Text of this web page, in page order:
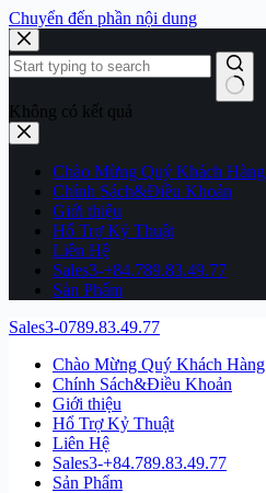
Chuyển đến phần nội dung
Không có kết quả
Chào Mừng Quý Khách Hàng
Chính Sách&Điều Khoản
Giới thiệu
Hổ Trợ Kỷ Thuật
Liên Hệ
Sales3-+84.789.83.49.77
Sản Phẩm
Sales3-0789.83.49.77
Chào Mừng Quý Khách Hàng
Chính Sách&Điều Khoản
Giới thiệu
Hổ Trợ Kỷ Thuật
Liên Hệ
Sales3-+84.789.83.49.77
Sản Phẩm